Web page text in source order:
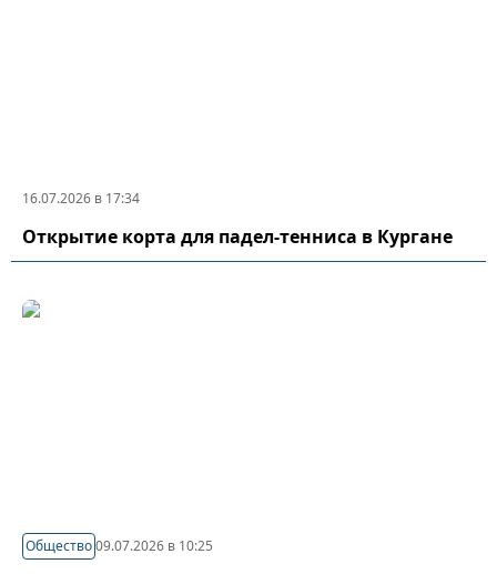
16.07.2026 в 17:34
Открытие корта для падел-тенниса в Кургане
Общество09.07.2026 в 10:25